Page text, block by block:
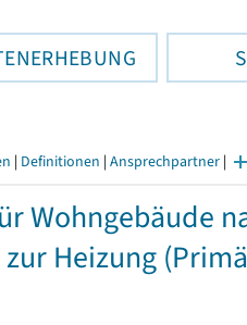
| Definitionen | Ansprechpartner |
Wohngebäude
Heizung